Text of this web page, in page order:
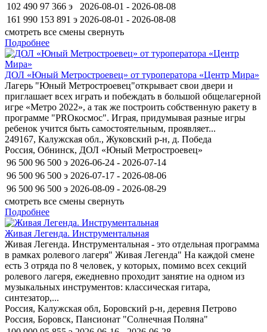
102 490 97 366 э
2026-08-01 - 2026-08-08
161 990 153 891 э 2026-08-01 - 2026-08-08
смотреть все смены свернуть
Подробнее
ДОЛ «Юный Метростроевец» от туроператора «Центр Мира»
Лагерь "Юный Метростроевец"открывает свои двери и
приглашает всех играть и побеждать в большой общелагерной
игре «Метро 2022», а так же построить собственную ракету в
программе "PROкосмос". Играя, придумывая разные игры
ребенок учится быть самостоятельным, проявляет...
249167, Калужская обл., Жуковский р-н, д. Победа
Россия, Обнинск, ДОЛ «Юный Метростроевец»
96 500 96 500 э 2026-06-24 - 2026-07-14
96 500 96 500 э 2026-07-17 - 2026-08-06
96 500 96 500 э 2026-08-09 - 2026-08-29
смотреть все смены свернуть
Подробнее
Живая Легенда. Инструментальная
Живая Легенда. Инструментальная - это отдельная программа
в рамках ролевого лагеря" Живая Легенда" На каждой смене
есть 3 отряда по 8 человек, у которых, помимо всех секций
ролевого лагеря, ежедневно проходит занятие на одном из
музыкальных инструментов: классическая гитара,
синтезатор,...
Россия, Калужская обл, Боровский р-н, деревня Петрово
Россия, Боровск, Пансионат "Солнечная Поляна"